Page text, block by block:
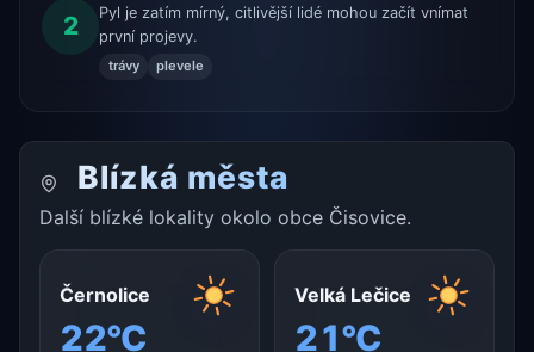
2
Pyl je zatím mírný, citlivější lidé mohou začít vnímat
první projevy.
trávy plevele
Blízká města
Další blízké lokality okolo obce Čisovice.
Černolice
22°C
Velká Lečice
21°C